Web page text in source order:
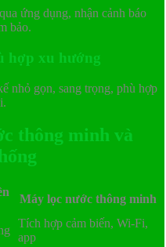
ứng dụng, nhận cảnh báo
bảo.
hợp xu hướng
nhỏ gọn, sang trọng, phù hợp
thông minh và
Máy lọc nước thông minh
Tích hợp cảm biến, Wi-Fi,
app